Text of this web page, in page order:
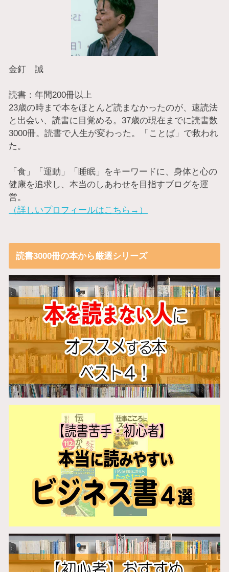
金釘 誠
読書：年間200冊以上
23歳の時まで本をほとんど読まなかったのが、速読法
と出会い、読書に目覚める。37歳の現在までに読書数
3000冊。読書で人生が変わった。「ことば」で救われ
た。
「食」「運動」「睡眠」をキーワードに、身体と心の
健康を追求し、本当のしあわせを目指すブログを運
営。
（詳しいプロフィールはこちら→）
読書3000冊の本から厳選シリーズ